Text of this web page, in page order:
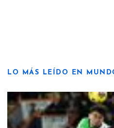
LO MÁS LEÍDO EN